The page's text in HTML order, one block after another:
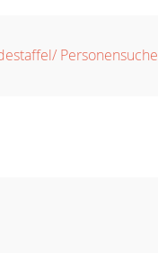
Personensuche